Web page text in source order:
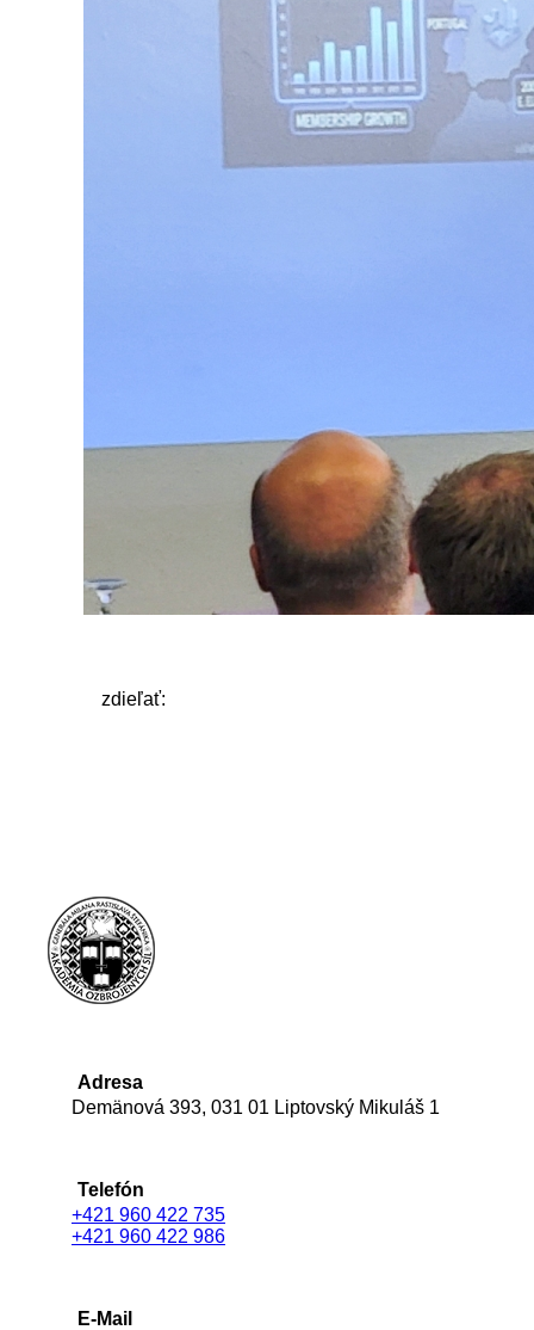
zdieľať:
Adresa
Demänová 393, 031 01 Liptovský Mikuláš 1
Telefón
+421 960 422 735
+421 960 422 986
E-Mail